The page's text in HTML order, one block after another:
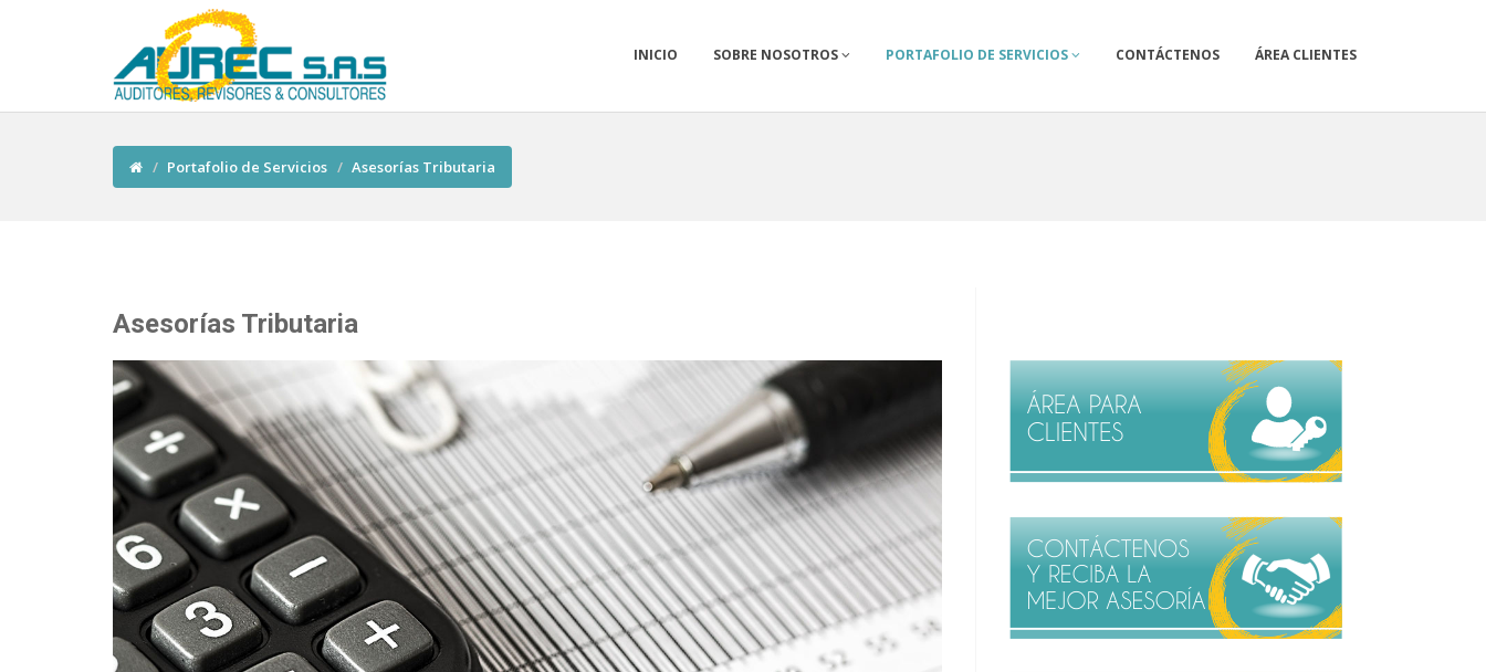
INICIO SOBRE NOSOTROS PORTAFOLIO DE SERVICIOS CONTÁCTENOS ÁREA CLIENTES
Portafolio de Servicios Asesorías Tributaria
Asesorías Tributaria